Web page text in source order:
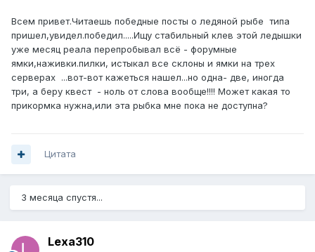
Всем привет.Читаешь победные посты о ледяной рыбе типа
пришел,увидел.победил.....Ищу стабильный клев этой ледышки
уже месяц реала перепробывал всё - форумные
ямки,наживки.пилки, истыкал все склоны и ямки на трех
серверах ...вот-вот кажеться нашел...но одна- две, иногда
три, а беру квест - ноль от слова вообще!!!! Может какая то
прикормка нужна,или эта рыбка мне пока не доступна?
Цитата
3 месяца спустя...
Lexa310